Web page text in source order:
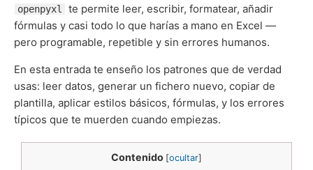
openpyxl
te permite leer, escribir, formatear, añadir
fórmulas y casi todo lo que harías a mano en Excel —
pero programable, repetible y sin errores humanos.
En esta entrada te enseño los patrones que de verdad
usas: leer datos, generar un fichero nuevo, copiar de
plantilla, aplicar estilos básicos, fórmulas, y los errores
típicos que te muerden cuando empiezas.
Contenido [ocultar]